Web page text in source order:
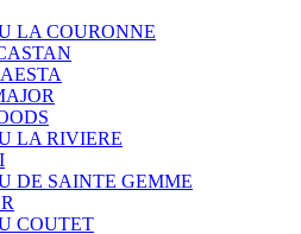
LA COURONNE
LA RIVIERE
DE SAINTE GEMME
COUTET